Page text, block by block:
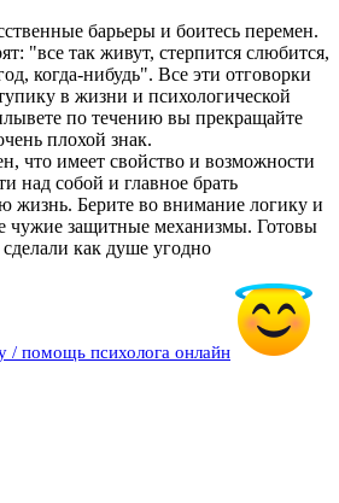
барьеры и боитесь перемен.
"все так живут, стерпится слюбится,
когда-нибудь". Все эти отговорки
в жизни и психологической
по течению вы прекращайте
плохой знак.
что имеет свойство и возможности
над собой и главное брать
жизнь. Берите во внимание логику и
чужие защитные механизмы. Готовы
как душе угодно
/ помощь психолога онлайн